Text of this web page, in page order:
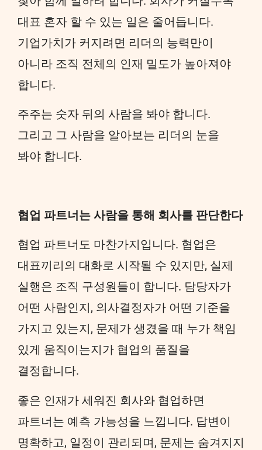
대표 혼자 할 수 있는 일은 줄어듭니다.
기업가치가 커지려면 리더의 능력만이
아니라 조직 전체의 인재 밀도가 높아져야
합니다.
주주는 숫자 뒤의 사람을 봐야 합니다.
그리고 그 사람을 알아보는 리더의 눈을
봐야 합니다.
협업 파트너는 사람을 통해 회사를 판단한다
협업 파트너도 마찬가지입니다. 협업은
대표끼리의 대화로 시작될 수 있지만, 실제
실행은 조직 구성원들이 합니다. 담당자가
어떤 사람인지, 의사결정자가 어떤 기준을
가지고 있는지, 문제가 생겼을 때 누가 책임
있게 움직이는지가 협업의 품질을
결정합니다.
좋은 인재가 세워진 회사와 협업하면
파트너는 예측 가능성을 느낍니다. 답변이
명확하고, 일정이 관리되며, 문제는 숨겨지지